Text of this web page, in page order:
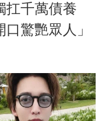
扛千萬債養
驚艷眾人」